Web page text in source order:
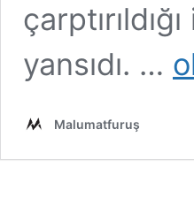
yansıdı. …
Malumatfuruş